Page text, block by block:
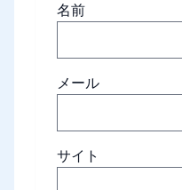
名前
メール
サイト